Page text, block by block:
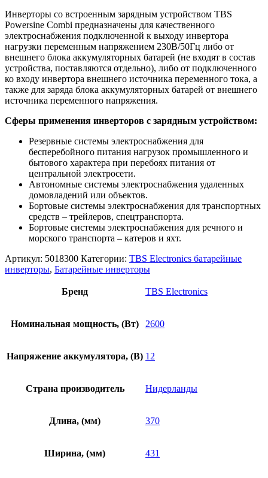
Инверторы со встроенным зарядным устройством TBS
Powersine Combi предназначены для качественного
электроснабжения подключенной к выходу инвертора
нагрузки переменным напряжением 230В/50Гц либо от
внешнего блока аккумуляторных батарей (не входят в состав
устройства, поставляются отдельно), либо от подключенного
ко входу инвертора внешнего источника переменного тока, а
также для заряда блока аккумуляторных батарей от внешнего
источника переменного напряжения.
Сферы применения инверторов с зарядным устройством:
Резервные системы электроснабжения для
бесперебойного питания нагрузок промышленного и
бытового характера при перебоях питания от
центральной электросети.
Автономные системы электроснабжения удаленных
домовладений или объектов.
Бортовые системы электроснабжения для транспортных
средств – трейлеров, спецтранспорта.
Бортовые системы электроснабжения для речного и
морского транспорта – катеров и яхт.
Артикул: 5018300 Категории: TBS Electronics батарейные
инверторы, Батарейные инверторы
Бренд TBS Electronics
Номинальная мощность, (Вт) 2600
Напряжение аккумулятора, (В) 12
Страна производитель Нидерланды
Длина, (мм) 370
Ширина, (мм) 431